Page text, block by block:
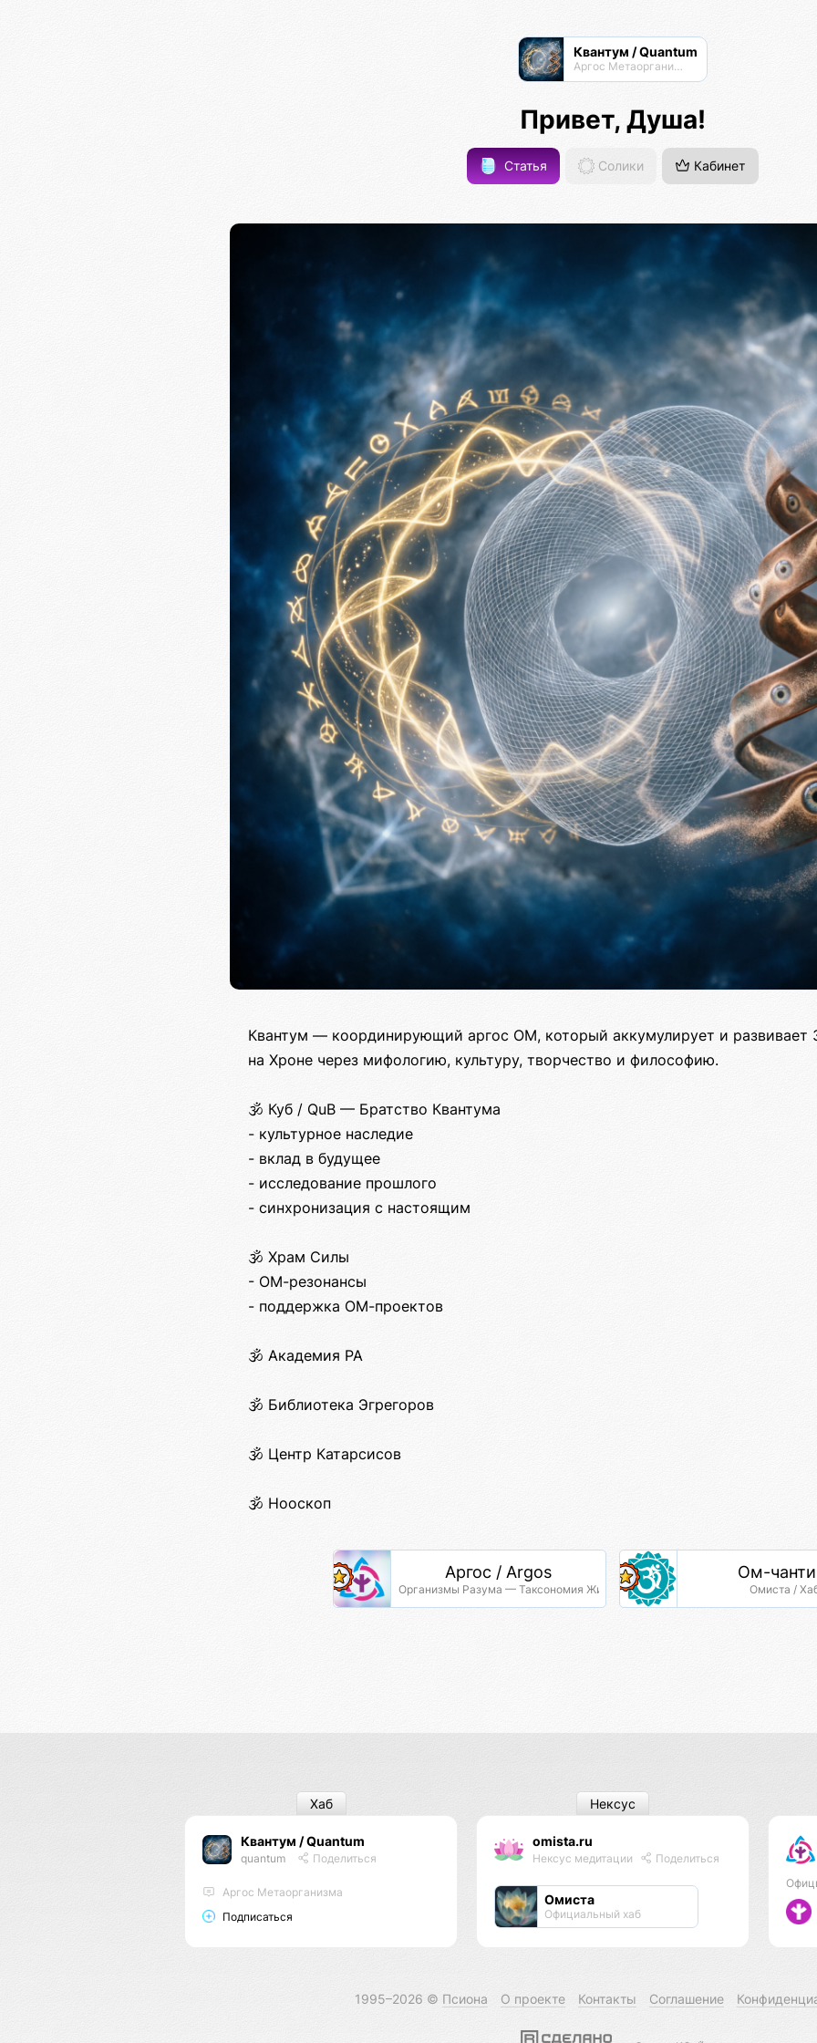
Квантум / Quantum
Аргос Метаорганизма
Привет, Душа!
Статья Солики Кабинет
Квантум — координирующий аргос ОМ, который аккумулирует и развивает
на Хроне через мифологию, культуру, творчество и философию.
🕉️ Куб / QuB — Братство Квантума
- культурное наследие
- вклад в будущее
- исследование прошлого
- синхронизация с настоящим
🕉️ Храм Силы
- ОМ-резонансы
- поддержка ОМ-проектов
🕉️ Академия РА
🕉️ Библиотека Эгрегоров
🕉️ Центр Катарсисов
🕉️ Нооскоп
Аргос / Argos
Организмы Разума — Таксономия Жизни
Ом-
Омиста /
Квантум / Quantum
quantum Поделиться
Аргос Метаорганизма
Подписаться
Хаб
omista.ru
Нексус медитации Поделиться
Омиста
Официальный хаб
Нексус
1995–2026 © Псиона О проекте Контакты Соглашение